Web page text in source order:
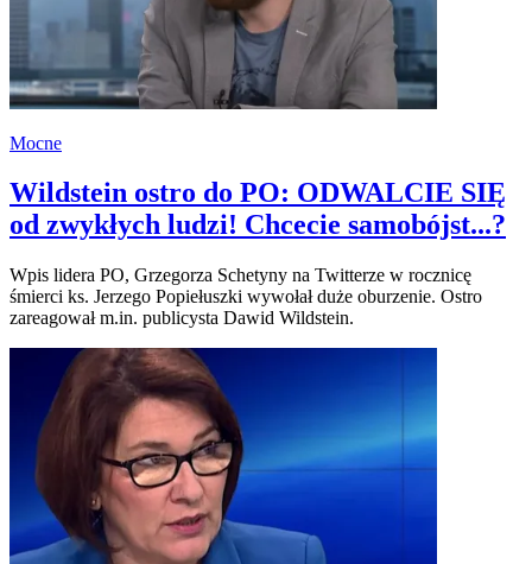
Mocne
Wildstein ostro do PO: ODWALCIE SIĘ
od zwykłych ludzi! Chcecie samobójst...?
Wpis lidera PO, Grzegorza Schetyny na Twitterze w rocznicę
śmierci ks. Jerzego Popiełuszki wywołał duże oburzenie. Ostro
zareagował m.in. publicysta Dawid Wildstein.